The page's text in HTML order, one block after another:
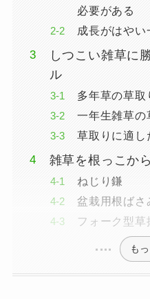
必要がある
成長がはや
しつこい雑草に
ル
多年草の草取
一年生雑草の
草取りに適し
雑草を根っこか
ねじり鎌
盆栽用根ばさ
フォーク型草
も